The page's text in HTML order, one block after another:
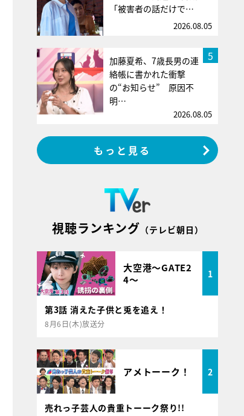
「被害者の話だけで…
2026.08.05
5
加藤夏希、7歳長男の連
絡帳に書かれた衝撃
の“お知らせ” 原因不
明…
2026.08.05
もっと見る
視聴ランキング （テレビ朝日）
大空港～GATE2
4～
1
第3話 消えた子供と兎を追え！
8月6日(木)放送分
アメトーーク！ 2
売れっ子芸人の貴重トーーク祭り!!